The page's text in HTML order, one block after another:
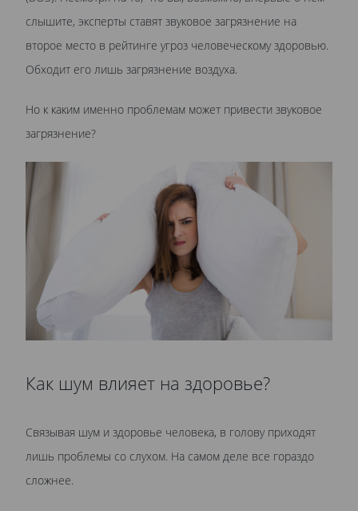
слышите, эксперты ставят звуковое загрязнение на
второе место в рейтинге угроз человеческому здоровью.
Обходит его лишь загрязнение воздуха.
Но к каким именно проблемам может привести звуковое
загрязнение?
Как шум влияет на здоровье?
Связывая шум и здоровье человека, в голову приходят
лишь проблемы со слухом. На самом деле все гораздо
сложнее.